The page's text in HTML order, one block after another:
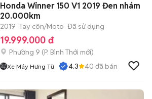
Honda Winner 150 V1 2019 Đen nhám
20.000km
2019 Tay côn/Moto Đã sử dụng
19.999.000 đ
Phường 9 (P. Bình Thới mới)
Xe Máy Hưng Từ 4.3 40 đã bán